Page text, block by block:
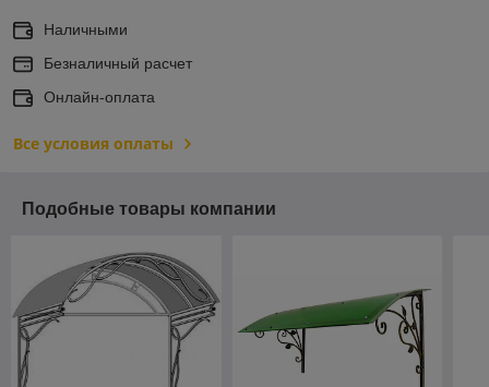
Наличными
Безналичный расчет
Онлайн-оплата
Все условия оплаты
Подобные товары компании